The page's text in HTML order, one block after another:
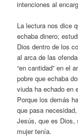
intenciones al
La lectura nos dice
echaba dinero;
Dios dentro de los
al arca de las
“en cantidad” en el
pobre que echaba
viuda ha echado en
Porque los demás
que pasa
Jesús, que es Dios,
mujer tenía.